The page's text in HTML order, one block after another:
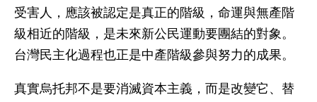
受害人，應該被認定是真正的階級，命運與無產階
級相近的階級，是未來新公民運動要團結的對象。
台灣民主化過程也正是中產階級參與努力的成果。
真實烏托邦不是要消滅資本主義，而是改變它、替